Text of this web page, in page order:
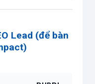
Lead (để bàn